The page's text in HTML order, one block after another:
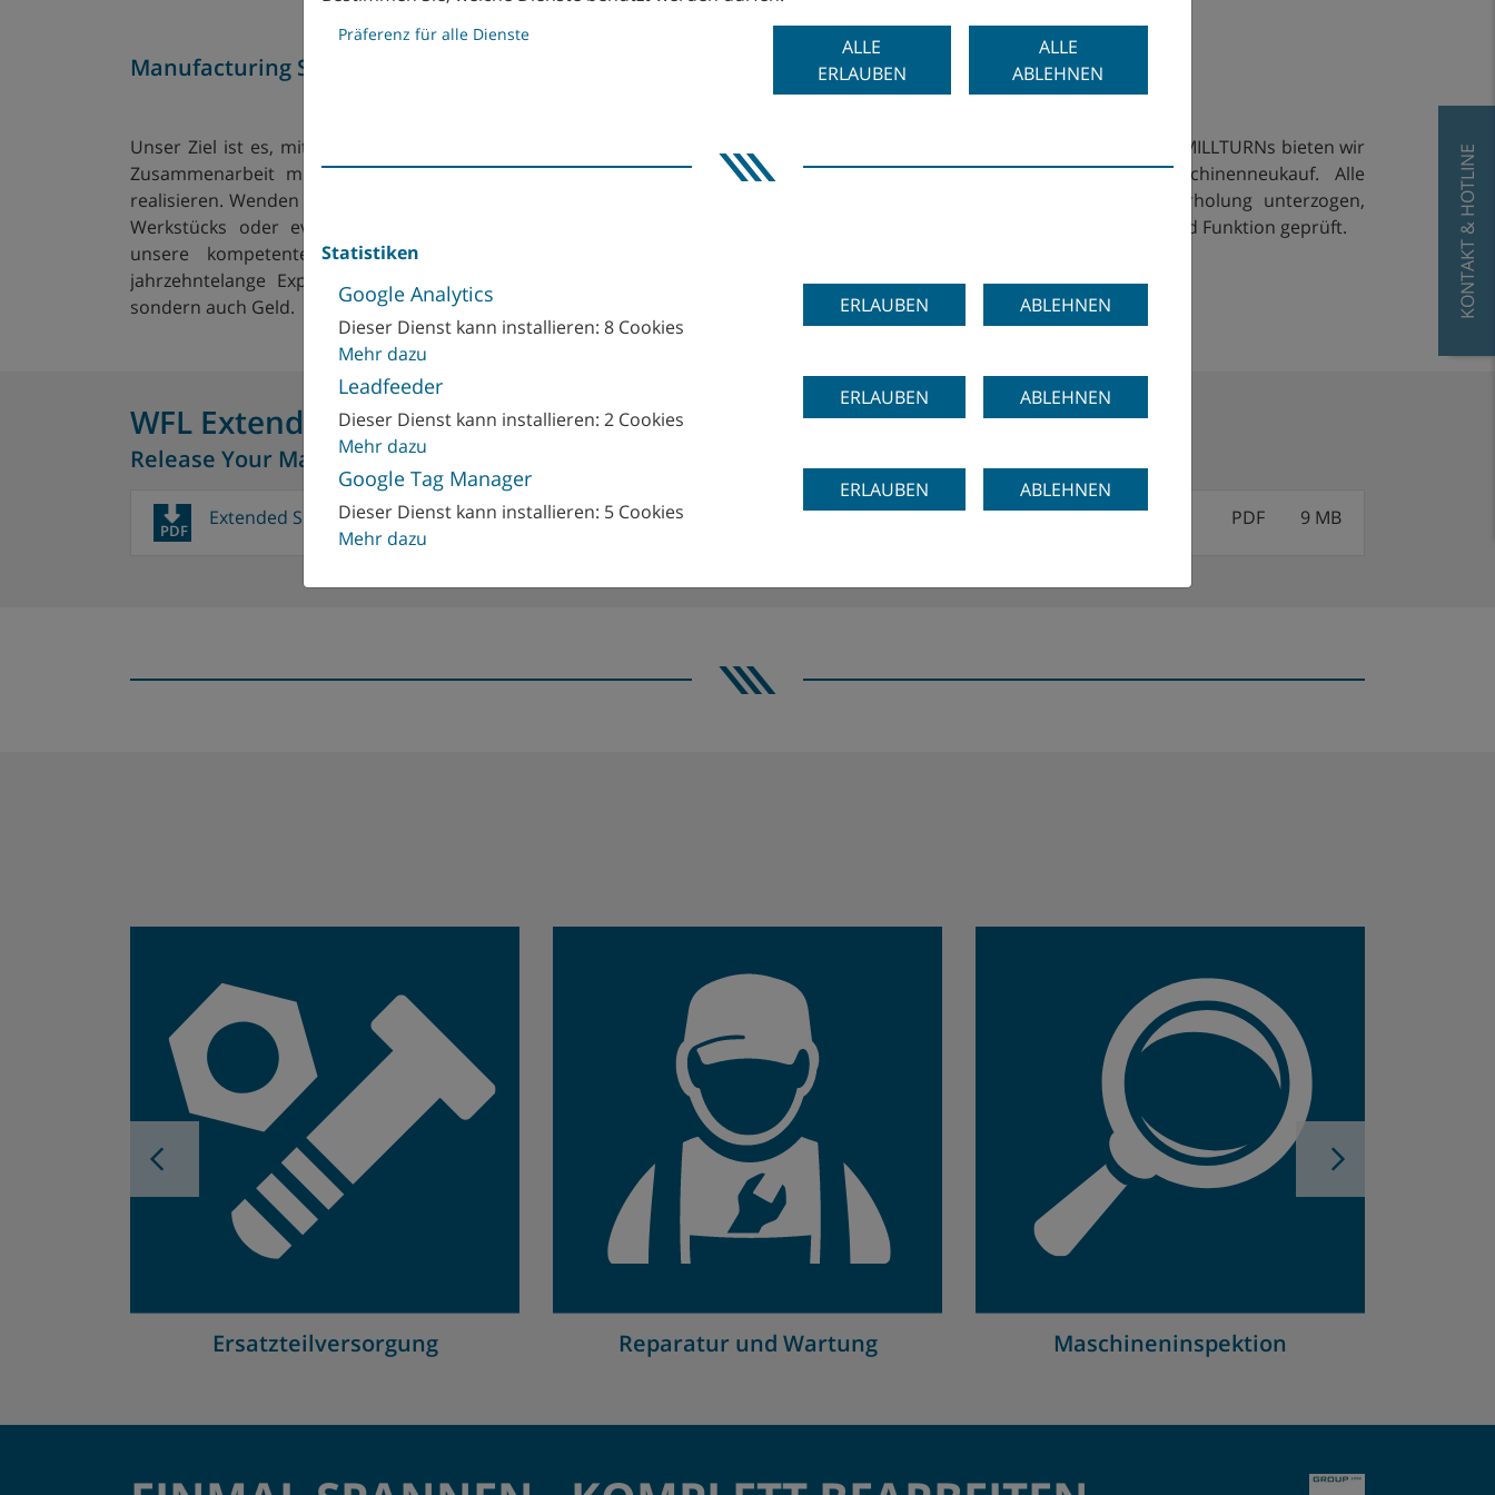
KONTAKT & HOTLINE
Manufacturing Solutions
Unser Ziel ist es, mit einer perfekten Produktionslösung und in enger
Zusammenarbeit mit Ihnen stets die bestmöglichen Ergebnisse zu
realisieren. Wenden Sie sich bei Fragen zur Umsetzbarkeit eines neuen
Werkstücks oder eventuell notwendigen Maschinenmodifikation an
unsere kompetenten Techniker. Wir greifen dabei auf unsere
jahrzehntelange Expertise zurück – und Sie sparen nicht nur Zeit,
sondern auch Geld.
Retro-fit Solutions
Basierend auf unserem Angebot an gebrauchten MILLTURNs bieten wir
Ihnen eine interessante Alternative zum Maschinenneukauf. Alle
Gebrauchtmaschinen werden einer Generalüberholung unterzogen,
gereinigt und eingehend auf deren Genauigkeit und Funktion geprüft.
WFL Extended Solutions
Release Your Manufacturing Potential
PDF
Extended Solutions Folder 9 MB
PDF
Ersatzteilversorgung Reparatur und Wartung Maschineninspektion
Navigation Previous Navigation
Präferenz für alle Dienste
ALLE
ERLAUBEN
ALLE
ABLEHNEN
Statistiken
Google Analytics
Dieser Dienst kann installieren: 8 Cookies
Mehr dazu
ERLAUBEN ABLEHNEN
Leadfeeder
Dieser Dienst kann installieren: 2 Cookies
Mehr dazu
ERLAUBEN ABLEHNEN
Google Tag Manager
Dieser Dienst kann installieren: 5 Cookies
Mehr dazu
ERLAUBEN ABLEHNEN